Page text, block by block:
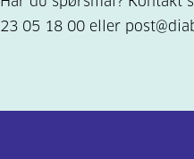
23 05 18 00 eller